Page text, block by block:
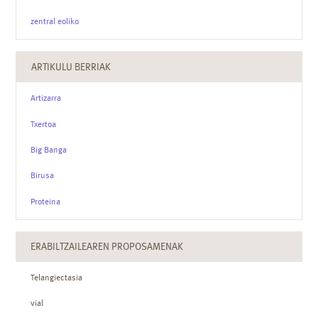
zentral eoliko
ARTIKULU BERRIAK
Artizarra
Txertoa
Big Banga
Birusa
Proteina
ERABILTZAILEAREN PROPOSAMENAK
Telangiectasia
vial